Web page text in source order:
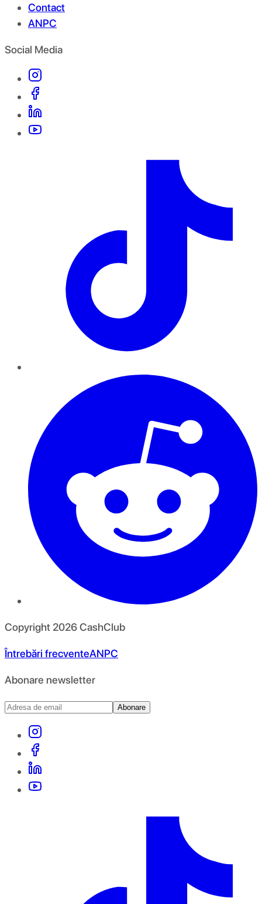
Contact
ANPC
Social Media
Copyright 2026CashClub
Întrebări frecventeANPC
Abonare newsletter
Abonare